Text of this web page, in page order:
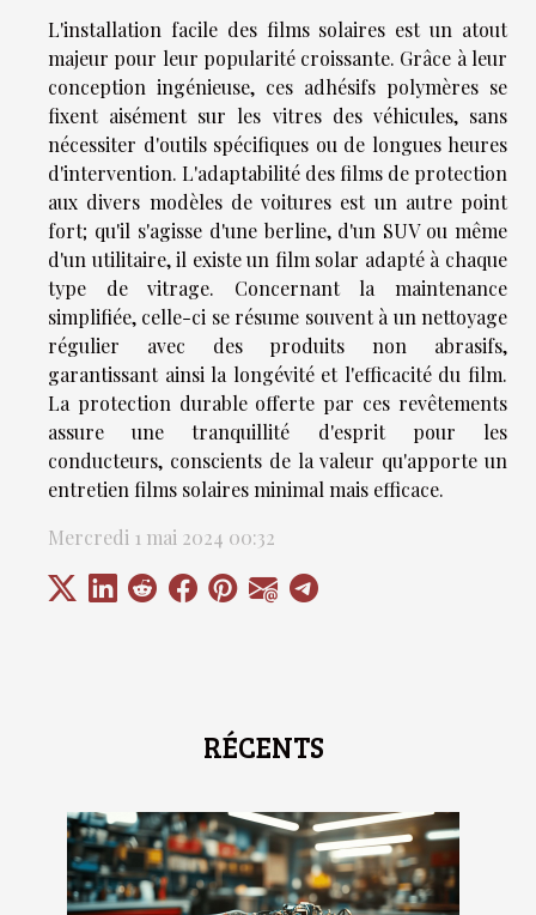
RÉCENTS
L'installation facile des films solaires est un atout
majeur pour leur popularité croissante. Grâce à leur
conception ingénieuse, ces adhésifs polymères se
fixent aisément sur les vitres des véhicules, sans
nécessiter d'outils spécifiques ou de longues heures
d'intervention. L'adaptabilité des films de protection
aux divers modèles de voitures est un autre point
fort; qu'il s'agisse d'une berline, d'un SUV ou même
d'un utilitaire, il existe un film solar adapté à chaque
type de vitrage. Concernant la maintenance
simplifiée, celle-ci se résume souvent à un nettoyage
régulier avec des produits non abrasifs,
garantissant ainsi la longévité et l'efficacité du film.
La protection durable offerte par ces revêtements
assure une tranquillité d'esprit pour les
conducteurs, conscients de la valeur qu'apporte un
entretien films solaires minimal mais efficace.
Mercredi 1 mai 2024 00:32